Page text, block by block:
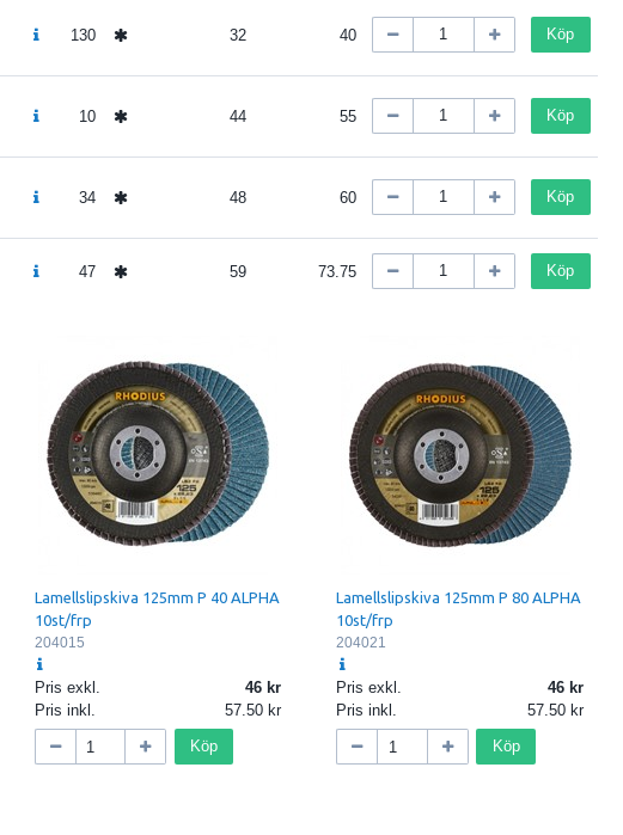
130 32 40 Köp
10 44 55 Köp
34 48 60 Köp
47 59 73.75 Köp
Lamellslipskiva 125mm P 40 ALPHA
10st/frp
204015
Pris exkl.
46
Pris inkl.
57.50
Köp
Lamellslipskiva 125mm P 80 ALPHA
10st/frp
204021
Pris exkl.
46
Pris inkl.
57.50
Köp